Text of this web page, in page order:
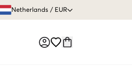
Netherlands / EUR